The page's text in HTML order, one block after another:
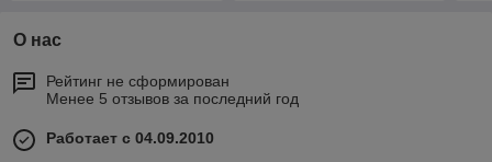
О нас
Рейтинг не сформирован
Менее 5 отзывов за последний год
Работает с 04.09.2010